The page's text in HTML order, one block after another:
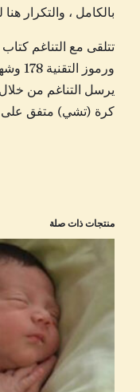
بالكامل ، والتكرار
يرسل التناغم من
كرة (تشي) متفق على
منتجات ذات صلة